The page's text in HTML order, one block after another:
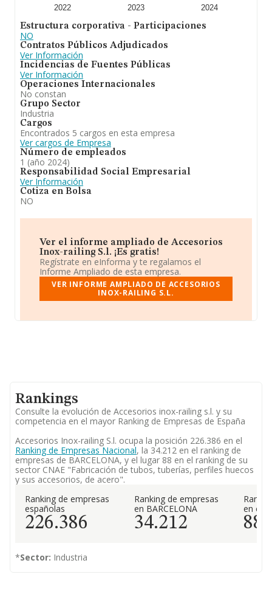
A modo de conclusión, la actividad de
Accesorios
de accesorios inoxidables. En cuanto al ranking nacional,
la empresa ha ganado posiciones.
2022 2023 2024
Estructura corporativa - Participaciones
NO
Contratos Públicos Adjudicados
Ver Información
Incidencias de Fuentes Públicas
Ver Información
Operaciones Internacionales
No constan
Grupo Sector
Industria
Cargos
Encontrados 5 cargos en esta empresa
Ver cargos de Empresa
Número de empleados
1 (año 2024)
Responsabilidad Social Empresarial
Ver Información
Cotiza en Bolsa
NO
Ver el informe ampliado de Accesorios
Inox-railing S.l. ¡Es gratis!
Regístrate en eInforma y te regalamos el
Informe Ampliado de esta empresa.
VER INFORME AMPLIADO DE ACCESORIOS
INOX-RAILING S.L.
Rankings
Consulte la evolución de Accesorios inox-railing s.l. y su
competencia en el mayor Ranking de Empresas de España
Accesorios Inox-railing S.l. ocupa la posición 226.386 en el
Ranking de Empresas Nacional, la 34.212 en el ranking de
empresas de BARCELONA, y el lugar 88 en el ranking de su
sector CNAE "Fabricación de tubos, tuberías, perfiles huecos
y sus accesorios, de acero".
Ranking de empresas
españolas
226.386
Ranking de empresas
en BARCELONA
34.212
en el
88
*Sector: Industria